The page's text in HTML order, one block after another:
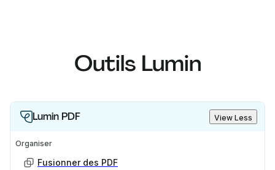
Outils Lumin
Lumin PDF View Less
Organiser
Fusionner des PDF